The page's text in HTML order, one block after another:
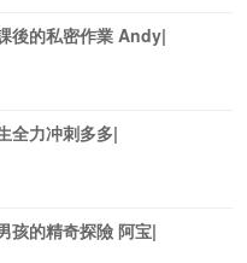
後的私密作業 Andy|
全力冲刺多多|
孩的精奇探險 阿宝|